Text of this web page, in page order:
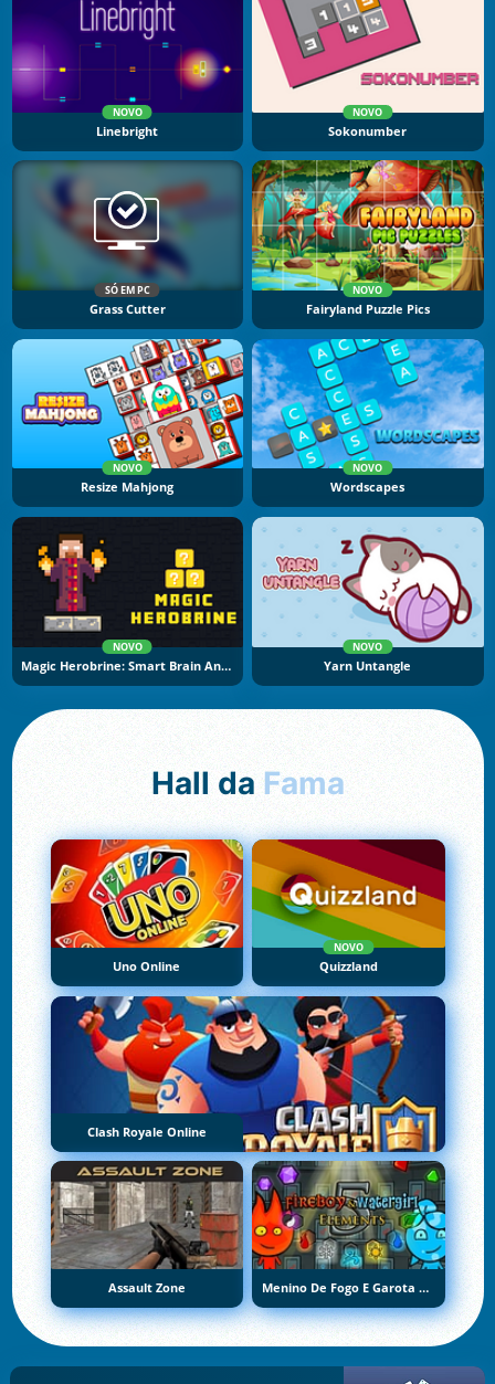
NOVO
Linebright
NOVO
Sokonumber
SÓ EM PC
Grass Cutter
NOVO
Fairyland Puzzle Pics
NOVO
Resize Mahjong
NOVO
Wordscapes
NOVO
Magic Herobrine: Smart Brain And Puzzle Quest
NOVO
Yarn Untangle
Hall da Fama
Uno Online
NOVO
Quizzland
Clash Royale Online
Assault Zone Menino De Fogo E Garota De Água 5: Elementos